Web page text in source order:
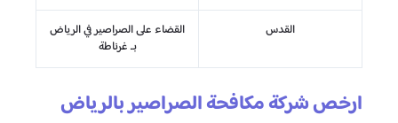
القدس
القضاء على الصراصير في الرياض
بـ غرناطة
ارخص شركة مكافحة الصراصير بالرياض